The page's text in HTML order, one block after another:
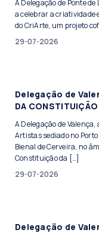
A Delegação de Ponte
a celebrar a criatividade
do CriArte, um projeto
29-07-2026
Delegação de
DA
A Delegação de Valença,
Artistas sediado no
Bienal de Cerveira, no
Constituição da […]
29-07-2026
Delegação de